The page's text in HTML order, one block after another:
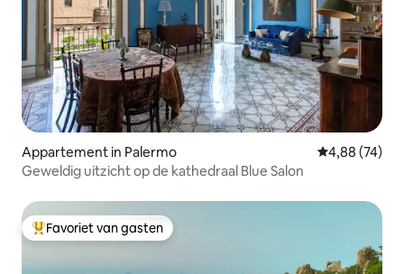
Appartement in Palermo Gemiddelde
4,88 (74)
Geweldig uitzicht op de kathedraal Blue Salon
Topfavoriet van gasten
Favoriet van gasten